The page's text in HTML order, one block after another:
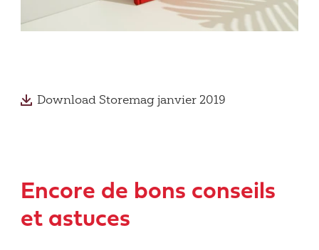
Download Storemag janvier 2019
Encore de bons conseils
et astuces